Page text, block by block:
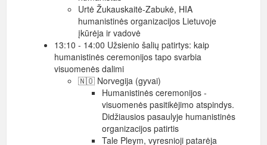
Urtė Žukauskaitė-Zabukė, HIA
humanistinės organizacijos Lietuvoje
įkūrėja ir vadovė
13:10 - 14:00 Užsienio šalių patirtys: kaip
humanistinės ceremonijos tapo svarbia
visuomenės dalimi
🇳🇴 Norvegija (gyvai)
Humanistinės ceremonijos -
visuomenės pasitikėjimo atspindys.
Didžiausios pasaulyje humanistinės
organizacijos patirtis
Tale Pleym, vyresnioji patarėja